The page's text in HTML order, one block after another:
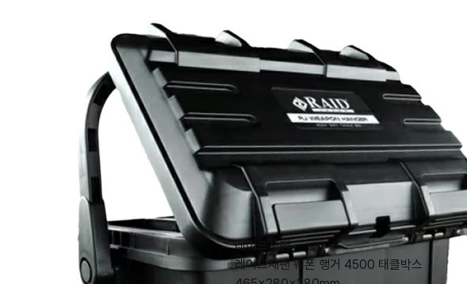
레이드재팬
레이드재팬 웨폰 행거 4500 태클박스